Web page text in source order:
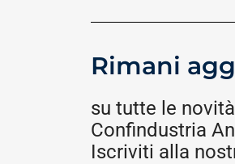
Rimani
su tutte le
Confindustria
Iscriviti alla